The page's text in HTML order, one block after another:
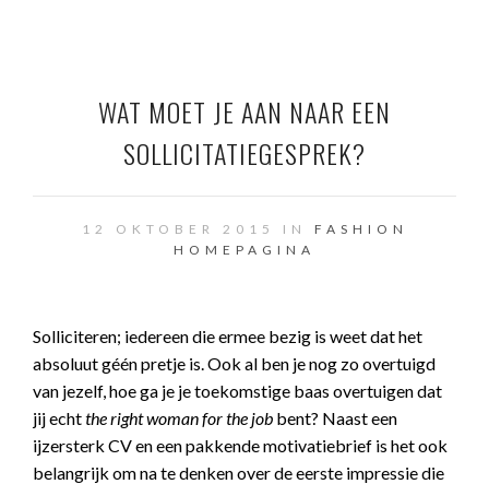
WAT MOET JE AAN NAAR EEN
SOLLICITATIEGESPREK?
12 OKTOBER 2015 IN FASHION
HOMEPAGINA
Solliciteren; iedereen die ermee bezig is weet dat het
absoluut géén pretje is. Ook al ben je nog zo overtuigd
van jezelf, hoe ga je je toekomstige baas overtuigen dat
jij echtthe right woman for the job bent? Naast een
ijzersterk CV en een pakkende motivatiebrief is het ook
belangrijk om na te denken over de eerste impressie die